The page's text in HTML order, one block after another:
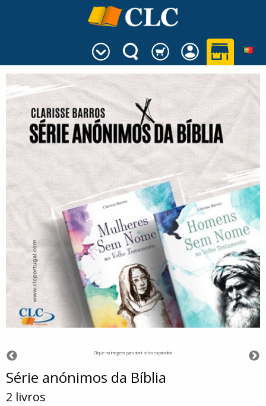
Clique na imagem para abrir vista expandida
Série anónimos da Bíblia
2 livros